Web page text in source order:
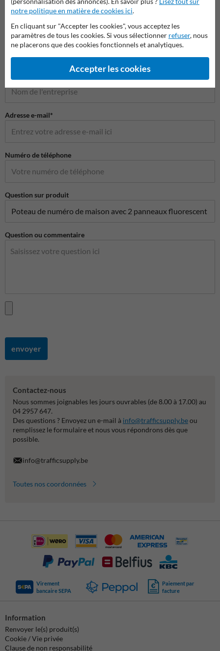
Nom*
Adresse e-mail*
Numéro de téléphone
Question sur produit
Question ou commentaire
envoyer
Contactez-nous
Nous sommes joignables les jours ouvrables (de 8.00 à 17.00) au
04 2957 647.
Des questions ? Envoyez un e-mail à info@trafficsupply.beou
remplissez le formulaire et nous vous répondrons dès que
possible.
info@trafficsupply.be
Toutes nos coordonnées
Virement
bancaire SEPA
Paiement par
facture
Information
Renvoyer le(s) produit(s)
Cookie / Vie privée
Clause de non responsabilité
notre politique en matière de cookies ici.
En cliquant sur "Accepter les cookies", vous acceptez les
paramètres de tous les cookies. Si vous sélectionner refuser, nous
ne placerons que des cookies fonctionnels et analytiques.
Accepter les cookies